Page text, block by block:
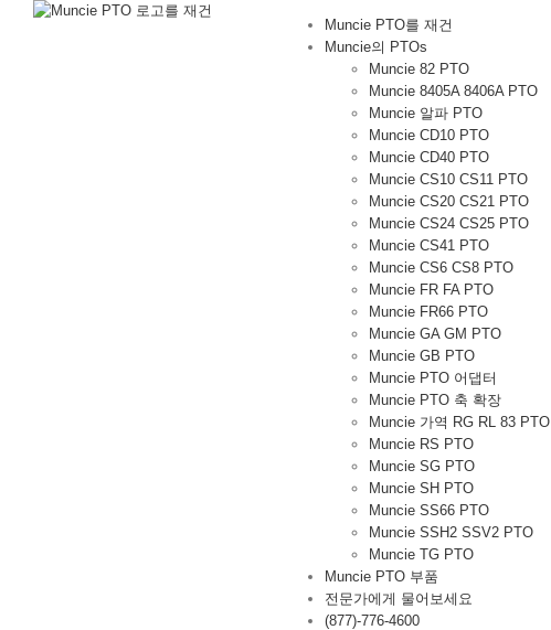
Muncie PTO를 재건
Muncie의 PTOs
Muncie 82 PTO
Muncie 8405A 8406A PTO
Muncie 알파 PTO
Muncie CD10 PTO
Muncie CD40 PTO
Muncie CS10 CS11 PTO
Muncie CS20 CS21 PTO
Muncie CS24 CS25 PTO
Muncie CS41 PTO
Muncie CS6 CS8 PTO
Muncie FR FA PTO
Muncie FR66 PTO
Muncie GA GM PTO
Muncie GB PTO
Muncie PTO 어댑터
Muncie PTO 축 확장
Muncie 가역 RG RL 83 PTO
Muncie RS PTO
Muncie SG PTO
Muncie SH PTO
Muncie SS66 PTO
Muncie SSH2 SSV2 PTO
Muncie TG PTO
Muncie PTO 부품
전문가에게 물어보세요
(877)-776-4600